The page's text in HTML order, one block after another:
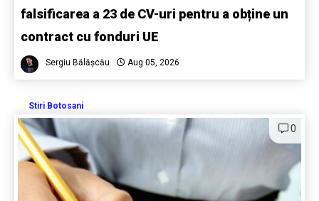
falsificarea a 23 de CV-uri pentru a obține un
contract cu fonduri UE
Sergiu Bălășcău Aug 05, 2026
Stiri Botosani
0